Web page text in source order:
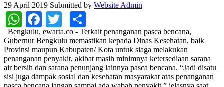
29 April 2019 Submitted by Website Admin
WhatsApp
Facebook
Twitter
Bengkulu, ewarta.co - Terkait penanganan pasca bencana,
Gubernur Bengkulu memastikan kepada Dinas Kesehatan, baik
Provinsi maupun Kabupaten/ Kota untuk siaga melakukan
penanganan penyakit, akibat masih minimnya ketersediaan sarana
air bersih dan sarana penunjang lainnya pasca bencana. “Jadi disatu
sisi juga dampak sosial dan kesehatan masyarakat atas penanganan